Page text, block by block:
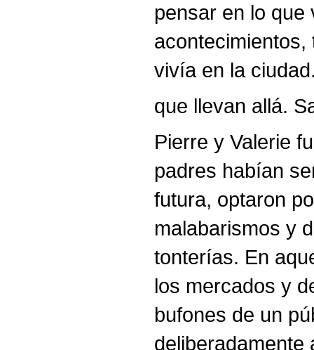
pensar en lo que
vivía en la
que llevan allá.
Pierre y Valerie
padres habían
futura, optaron
malabarismos y
tonterías. En
los mercados y
bufones de un
deliberadamente